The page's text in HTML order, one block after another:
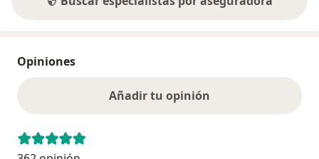
Opiniones
Añadir tu opinión